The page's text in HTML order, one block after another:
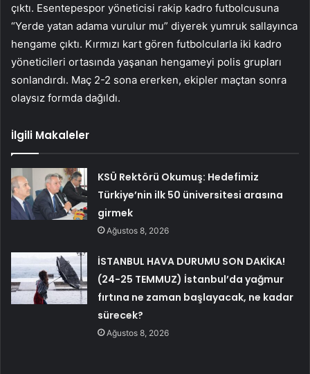
çıktı. Esentepespor yöneticisi rakip kadro futbolcusuna
“Yerde yatan adama vurulur mu” diyerek yumruk sallayınca
hengame çıktı. Kırmızı kart gören futbolcularla iki kadro
yöneticileri ortasında yaşanan hengameyi polis grupları
sonlandırdı. Maç 2-2 sona ererken, ekipler maçtan sonra
olaysız formda dağıldı.
İlgili Makaleler
KSÜ Rektörü Okumuş: Hedefimiz
Türkiye’nin ilk 50 üniversitesi arasına
girmek
Ağustos 8, 2026
İSTANBUL HAVA DURUMU SON DAKİKA!
(24-25 TEMMUZ) İstanbul’da yağmur
fırtına ne zaman başlayacak, ne kadar
sürecek?
Ağustos 8, 2026